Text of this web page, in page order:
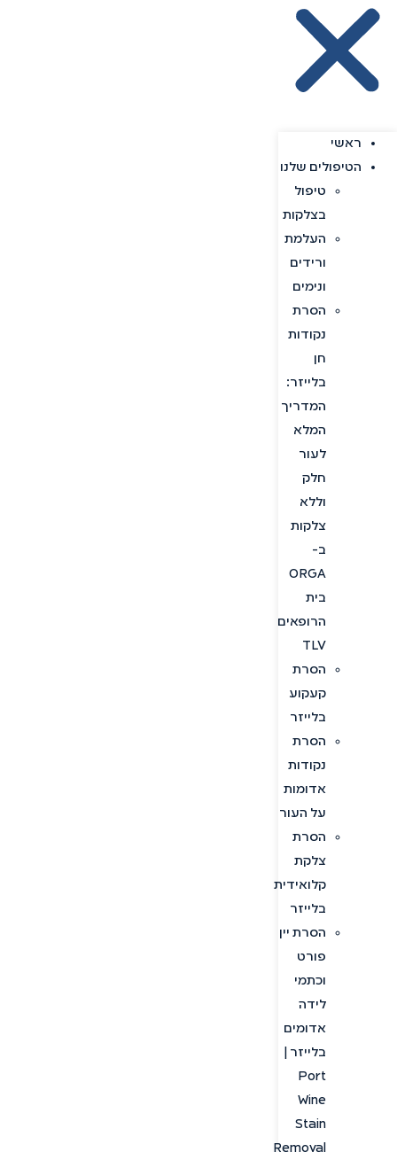
ראשי
הטיפולים שלנו
טיפול
בצלקות
העלמת
ורידים
ונימים
הסרת
נקודות
חן
בלייזר:
המדריך
המלא
לעור
חלק
וללא
צלקות
ב-
ORGA
בית
הרופאים
TLV
הסרת
קעקוע
בלייזר
הסרת
נקודות
אדומות
על העור
הסרת
צלקת
קלואידית
בלייזר
הסרת יין
פורט
וכתמי
לידה
אדומים
בלייזר |
Port
Wine
Stain
Removal